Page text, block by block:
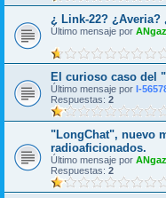
¿ Link-22? ¿Averia?
Último mensaje por
El curioso caso del
Último mensaje por I-
Respuestas: 2
"LongChat", nuevo
radioaficionados.
Último mensaje por
Respuestas: 2